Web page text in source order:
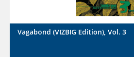
Vagabond (VIZBIG Edition), Vol. 3